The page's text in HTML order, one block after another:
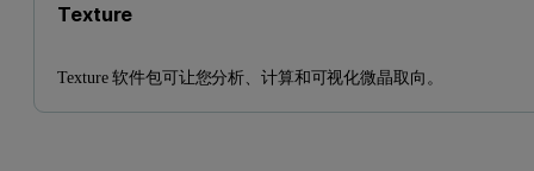
Texture
Texture 软件包可让您分析、计算和可视化微晶取向。